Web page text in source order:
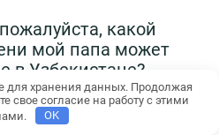
какой
мой папа может
в Узбекистане?
знает, или на ватсап
+79826940945.
для хранения данных. Продолжая
свое согласие на работу с этими
OK